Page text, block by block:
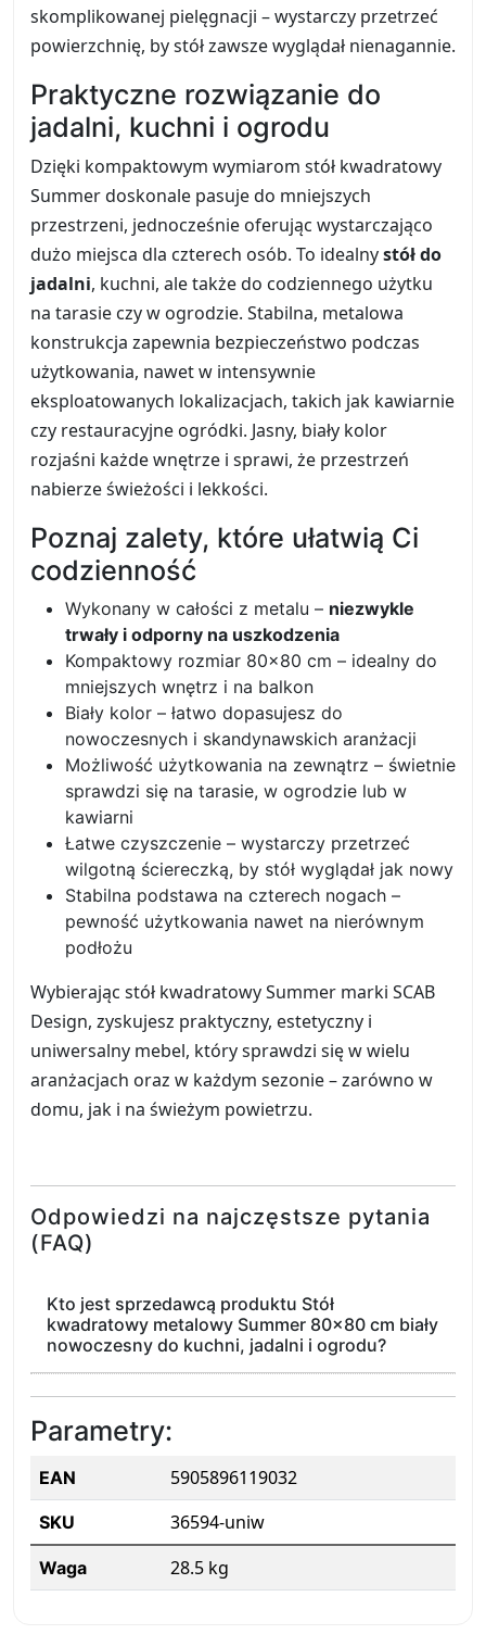
skomplikowanej pielęgnacji – wystarczy przetrzeć
powierzchnię, by stół zawsze wyglądał nienagannie.
Praktyczne rozwiązanie do
jadalni, kuchni i ogrodu
Dzięki kompaktowym wymiarom stół kwadratowy
Summer doskonale pasuje do mniejszych
przestrzeni, jednocześnie oferując wystarczająco
dużo miejsca dla czterech osób. To idealnystół do
jadalni, kuchni, ale także do codziennego użytku
na tarasie czy w ogrodzie. Stabilna, metalowa
konstrukcja zapewnia bezpieczeństwo podczas
użytkowania, nawet w intensywnie
eksploatowanych lokalizacjach, takich jak kawiarnie
czy restauracyjne ogródki. Jasny, biały kolor
rozjaśni każde wnętrze i sprawi, że przestrzeń
nabierze świeżości i lekkości.
Poznaj zalety, które ułatwią Ci
codzienność
Wykonany w całości z metalu – niezwykle
trwały i odporny na uszkodzenia
Kompaktowy rozmiar 80x80 cm – idealny do
mniejszych wnętrz i na balkon
Biały kolor – łatwo dopasujesz do
nowoczesnych i skandynawskich aranżacji
Możliwość użytkowania na zewnątrz – świetnie
sprawdzi się na tarasie, w ogrodzie lub w
kawiarni
Łatwe czyszczenie – wystarczy przetrzeć
wilgotną ściereczką, by stół wyglądał jak nowy
Stabilna podstawa na czterech nogach –
pewność użytkowania nawet na nierównym
podłożu
Wybierając stół kwadratowy Summer marki SCAB
Design, zyskujesz praktyczny, estetyczny i
uniwersalny mebel, który sprawdzi się w wielu
aranżacjach oraz w każdym sezonie – zarówno w
domu, jak i na świeżym powietrzu.
Odpowiedzi na najczęstsze pytania
(FAQ)
Kto jest sprzedawcą produktu Stół
kwadratowy metalowy Summer 80x80 cm biały
nowoczesny do kuchni, jadalni i ogrodu?
Parametry:
EAN 5905896119032
SKU 36594-uniw
Waga 28.5 kg